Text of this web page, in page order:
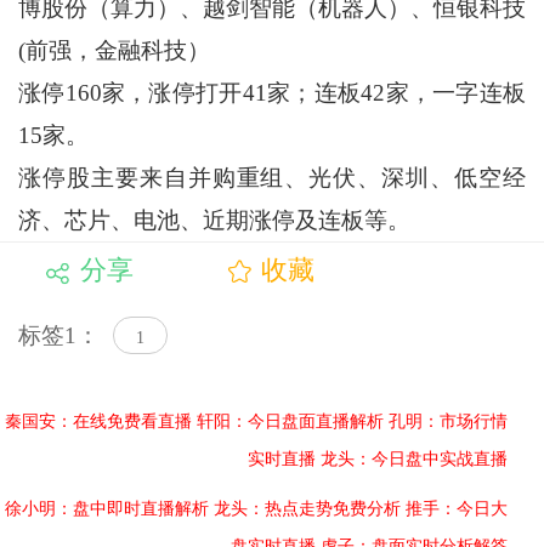
博股份（算力）、越剑智能（机器人）、恒银科技
(前强，金融科技）
涨停160家，涨停打开41家；连板42家，一字连板
15家。
涨停股主要来自并购重组、光伏、深圳、低空经
济、芯片、电池、近期涨停及连板等。
分享 收藏
标签1： 1
秦国安：在线免费看直播 轩阳：今日盘面直播解析 孔明：市场行情
实时直播 龙头：今日盘中实战直播
徐小明：盘中即时直播解析 龙头：热点走势免费分析 推手：今日大